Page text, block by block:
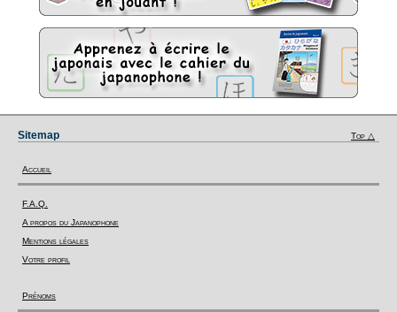
Sitemap Top △
Accueil
F.A.Q.
A propos du Japanophone
Mentions légales
Votre profil
Prénoms